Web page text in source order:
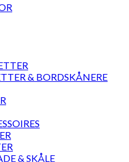
& BORDSKÅNERE
& SKÅLE